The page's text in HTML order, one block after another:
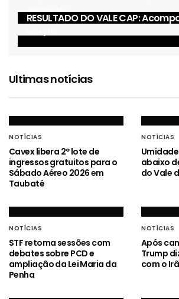
RESULTADO DO VALE CAP:
Ultimas notícias
NOTÍCIAS
Cavex libera 2º lote de
ingressos gratuitos para o
Sábado Aéreo 2026 em
Taubaté
NOTÍCIAS
abaixo
do Vale
NOTÍCIAS
STF retoma sessões com
debates sobre PCD e
ampliação da Lei Maria da
Penha
NOTÍCIAS
Após
Trump
com o